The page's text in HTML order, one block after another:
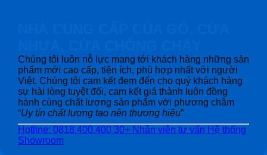
Chúng tôi luôn nỗ lực mang tới khách hàng những sản
phẩm mới cao cấp, tiện ích, phù hợp nhất với người
Việt. Chúng tôi cam kết đem đến cho quý khách hàng
sự hài lòng tuyệt đối, cam kết giá thành luôn đồng
hành cùng chất lượng sản phẩm với phương châm
“Uy tín chất lượng tạo nên thương hiệu”
Hotline: 0818.400.400 30+ Nhân viên tư vấn Hệ thống
Showroom